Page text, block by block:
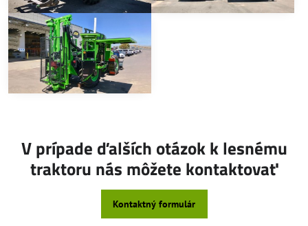
V prípade ďalších otázok k lesnému
traktoru nás môžete kontaktovať
Kontaktný formulár